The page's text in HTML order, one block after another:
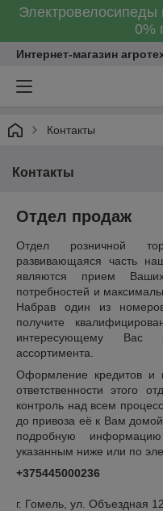
Электровелосипеды
0%
Интернет-магазин
Контакты
Контакты
Отдел продаж
Отдел розничной
развивающаяся часть
являются прием
потребностей и
Набрав один из
получите
интересующему Вас
ассортимента.
Оформление кредитов и
ответственности этого
контроль над всем
до привоза её к Вам
подробную
указанным ниже или по
+375445000236
г. Гомель ул. Объездная 12